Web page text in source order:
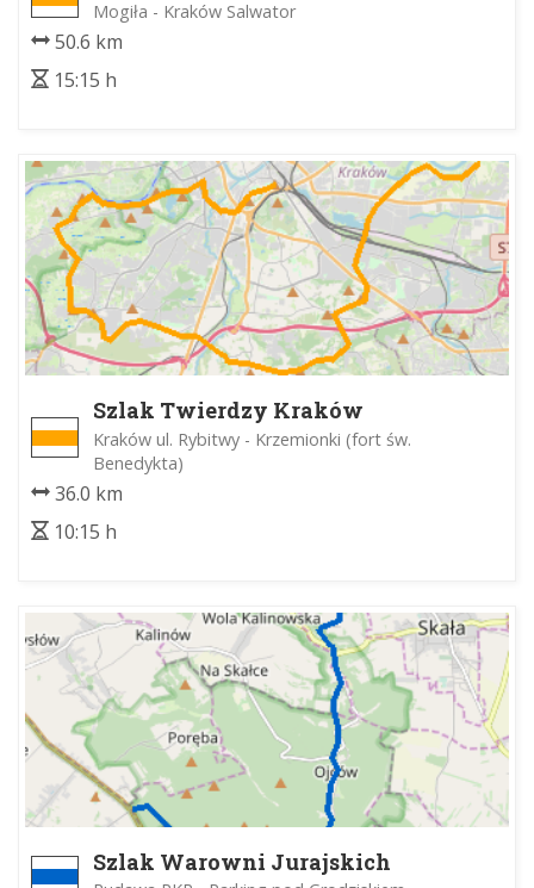
Mogiła - Kraków Salwator
50.6 km
15:15 h
Szlak Twierdzy Kraków
Kraków ul. Rybitwy - Krzemionki (fort św.
Benedykta)
36.0 km
10:15 h
Szlak Warowni Jurajskich